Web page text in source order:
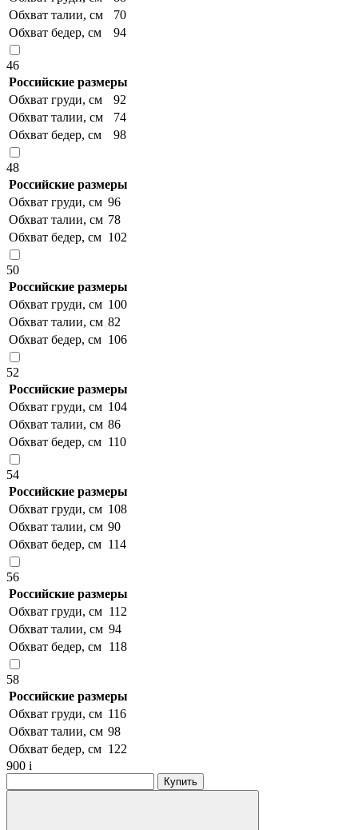
Обхват талии, см
70
Обхват бедер, см
94
46
Российские размеры
Обхват груди, см
92
Обхват талии, см
74
Обхват бедер, см
98
48
Российские размеры
Обхват груди, см 96
Обхват талии, см 78
Обхват бедер, см 102
50
Российские размеры
Обхват груди, см 100
Обхват талии, см 82
Обхват бедер, см 106
52
Российские размеры
Обхват груди, см 104
Обхват талии, см 86
Обхват бедер, см 110
54
Российские размеры
Обхват груди, см 108
Обхват талии, см 90
Обхват бедер, см 114
56
Российские размеры
Обхват груди, см 112
Обхват талии, см 94
Обхват бедер, см 118
58
Российские размеры
Обхват груди, см 116
Обхват талии, см 98
Обхват бедер, см 122
900 i
Купить